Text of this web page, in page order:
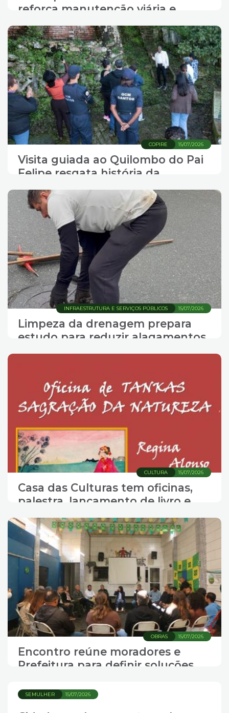
reforça manutenção viária e
limpeza na Alemoa
15/07/2026
COPIRE
Visita guiada ao Quilombo do Pai
Felipe resgata história da
resistência negra
15/07/2026
INFRAESTRUTURA E SERVIÇOS PÚBLICOS
Limpeza da drenagem prepara
estudo para reduzir alagamentos
15/07/2026
CULTURA
Casa das Culturas tem oficinas,
palestra, lançamento de livro e
show nesta semana
15/07/2026
OBRAS
Encontro reúne moradores e
Prefeitura para definir soluções
15/07/2026
SEMULHER